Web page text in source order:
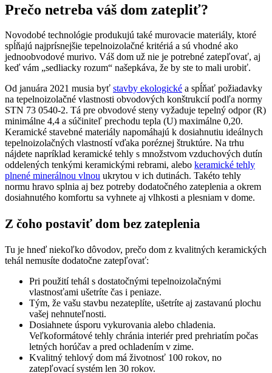
Prečo netreba váš dom zatepliť?
Novodobé technológie produkujú také murovacie materiály, ktoré
spĺňajú najprísnejšie tepelnoizolačné kritériá a sú vhodné ako
jednoobvodové murivo. Váš dom už nie je potrebné zatepľovať, aj
keď vám „sedliacky rozum“ našepkáva, že by ste to mali urobiť.
Od januára 2021 musia byť stavby ekologické a spĺňať požiadavky
na tepelnoizolačné vlastnosti obvodových konštrukcií podľa normy
STN 73 0540-2. Tá pre obvodové steny vyžaduje tepelný odpor (R)
minimálne 4,4 a súčiniteľ prechodu tepla (U) maximálne 0,20.
Keramické stavebné materiály napomáhajú k dosiahnutiu ideálnych
tepelnoizolačných vlastností vďaka poréznej štruktúre. Na trhu
nájdete napríklad keramické tehly s množstvom vzduchových dutín
oddelených tenkými keramickými rebrami, alebo keramické tehly
plnené minerálnou vlnou ukrytou v ich dutinách. Takéto tehly
normu hravo splnia aj bez potreby dodatočného zateplenia a okrem
dosiahnutého komfortu sa vyhnete aj vlhkosti a plesniam v dome.
Z čoho postaviť dom bez zateplenia
Tu je hneď niekoľko dôvodov, prečo dom z kvalitných keramických
tehál nemusíte dodatočne zatepľovať:
Pri použití tehál s dostatočnými tepelnoizolačnými
vlastnosťami ušetríte čas i peniaze.
Tým, že vašu stavbu nezateplíte, ušetríte aj zastavanú plochu
vašej nehnuteľnosti.
Dosiahnete úsporu vykurovania alebo chladenia.
Veľkoformátové tehly chránia interiér pred prehriatím počas
letných horúčav a pred ochladením v zime.
Kvalitný tehlový dom má životnosť 100 rokov, no
zatepľovací systém len 30 rokov.